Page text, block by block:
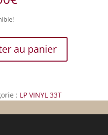
au panier
: LP VINYL 33T